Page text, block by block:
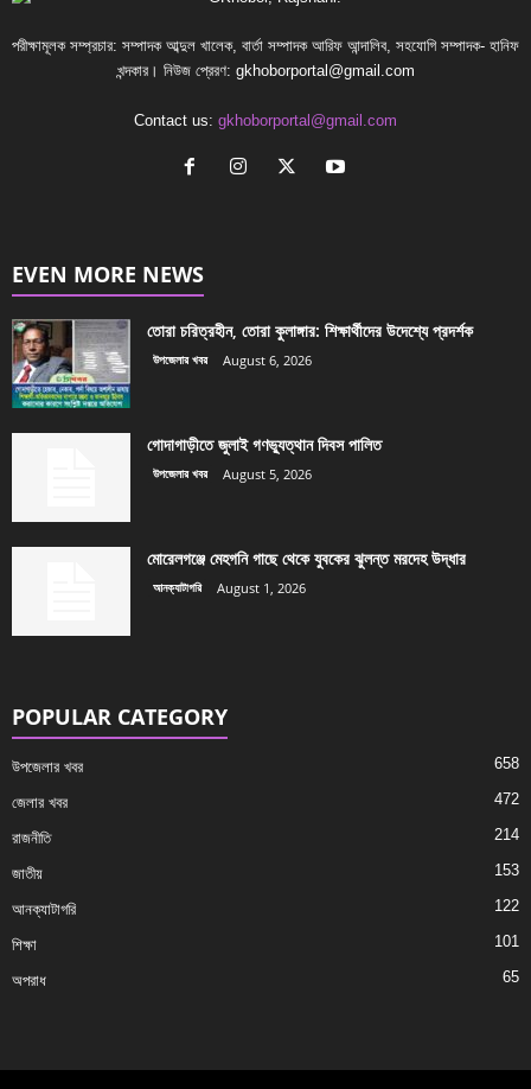
পরীক্ষামূলক সম্প্রচার: সম্পাদক আব্দুল খালেক, বার্তা সম্পাদক আরিফ আন্দালিব, সহযোগি সম্পাদক- হানিফ
খন্দকার। নিউজ প্রেরণ: gkhoborportal@gmail.com
Contact us: gkhoborportal@gmail.com
EVEN MORE NEWS
তোরা চরিত্রহীন, তোরা কুলাঙ্গার: শিক্ষার্থীদের উদেশ্যে প্রদর্শক
উপজেলার খবর August 6, 2026
গোদাগাড়ীতে জুলাই গণভ্যুত্থান দিবস পালিত
উপজেলার খবর August 5, 2026
মোরেলগঞ্জে মেহগনি গাছে থেকে যুবকের ঝুলন্ত মরদেহ উদ্ধার
আনক্যাটাগরি August 1, 2026
POPULAR CATEGORY
উপজেলার খবর 658
জেলার খবর 472
রাজনীতি 214
জাতীয় 153
আনক্যাটাগরি 122
শিক্ষা 101
অপরাধ 65